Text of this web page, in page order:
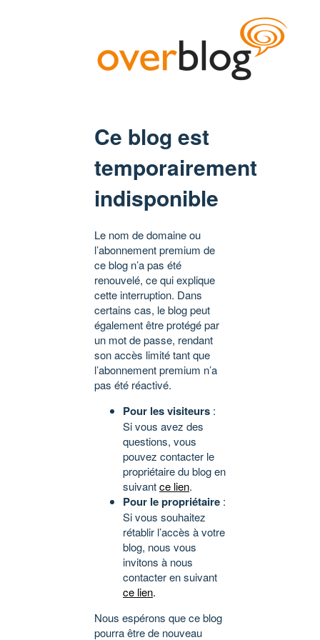
Ce blog est
temporairement
indisponible
Le nom de domaine ou
l’abonnement premium de
ce blog n’a pas été
renouvelé, ce qui explique
cette interruption. Dans
certains cas, le blog peut
également être protégé par
un mot de passe, rendant
son accès limité tant que
l’abonnement premium n’a
pas été réactivé.
Pour les visiteurs :
Si vous avez des
questions, vous
pouvez contacter le
propriétaire du blog en
suivantce lien.
Pour le propriétaire :
Si vous souhaitez
rétablir l’accès à votre
blog, nous vous
invitons à nous
contacter en suivant
ce lien.
Nous espérons que ce blog
pourra être de nouveau